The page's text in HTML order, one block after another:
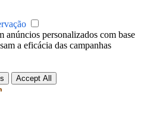
anúncios personalizados com base
a eficácia das campanhas
Accept All